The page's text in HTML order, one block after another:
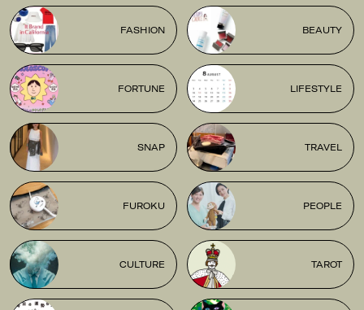
FASHION BEAUTY
FORTUNE LIFESTYLE
SNAP TRAVEL
FUROKU PEOPLE
CULTURE TAROT